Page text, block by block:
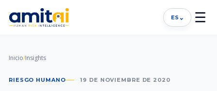
ES ⌄ ☰
Inicio/Insights
RIESGO HUMANO 19 DE NOVIEMBRE DE 2020